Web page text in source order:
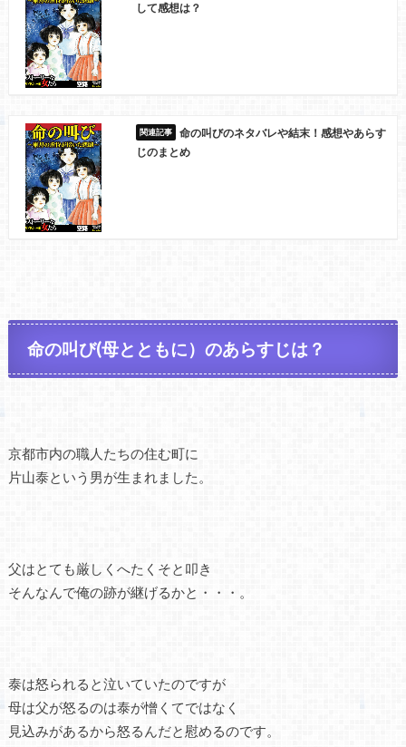
して感想は？
命の叫びのネタバレや結末！感想やあらす
じのまとめ
命の叫び(母とともに）のあらすじは？
京都市内の職人たちの住む町に
片山泰という男が生まれました。
父はとても厳しくへたくそと叩き
そんなんで俺の跡が継げるかと・・・。
泰は怒られると泣いていたのですが
母は父が怒るのは泰が憎くてではなく
見込みがあるから怒るんだと慰めるのです。